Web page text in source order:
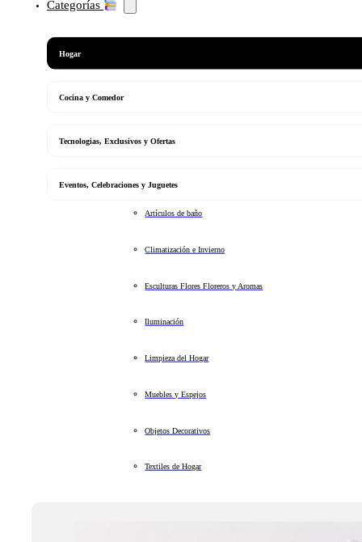
Categorías
Hogar
Cocina y Comedor
Tecnologias, Exclusivos y Ofertas
Eventos, Celebraciones y Juguetes
Artículos de baño
Climatización e Invierno
Esculturas Flores Floreros y Aromas
Iluminación
Limpieza del Hogar
Muebles y Espejos
Objetos Decorativos
Textiles de Hogar